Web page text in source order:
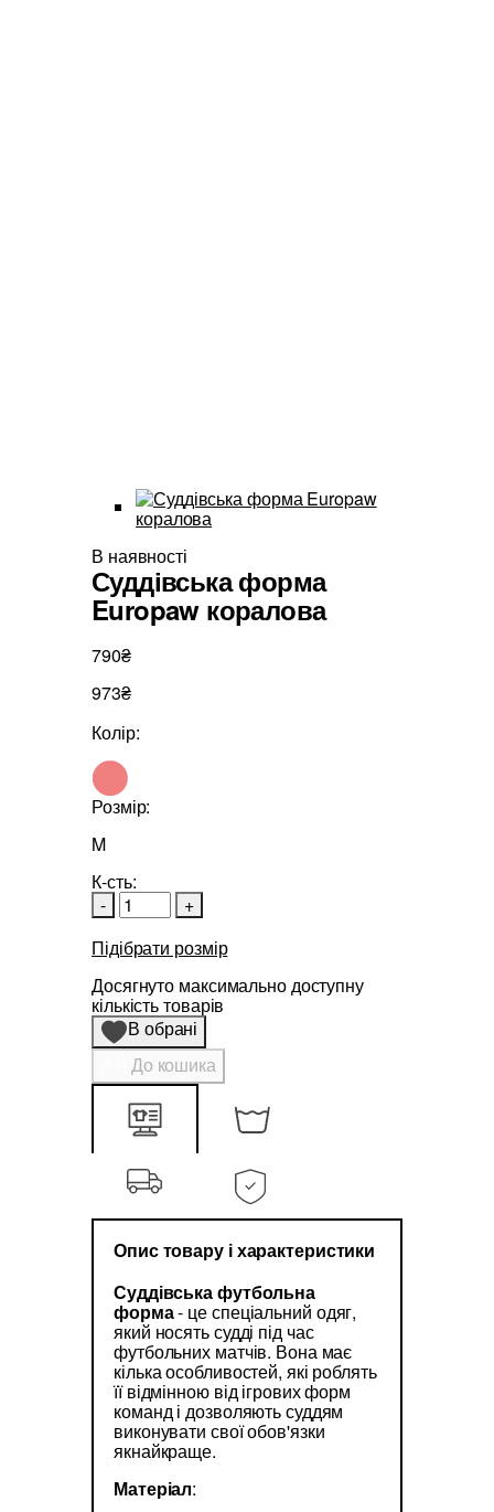
В наявності
Суддівська форма
Europaw коралова
790₴
973₴
Колір:
Розмір:
M
К-сть:
-
+
Підібрати розмір
Досягнуто максимально доступну
кількість товарів
В обрані
До кошика
Опис товару і характеристики
Суддівська футбольна
форма- це спеціальний одяг,
який носять судді під час
футбольних матчів. Вона має
кілька особливостей, які роблять
її відмінною від ігрових форм
команд і дозволяють суддям
виконувати свої обов'язки
якнайкраще.
Матеріал: